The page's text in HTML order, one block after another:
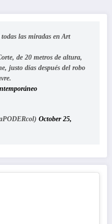
las miradas en Art
de 20 metros de altura,
justo días después del robo
October 25,